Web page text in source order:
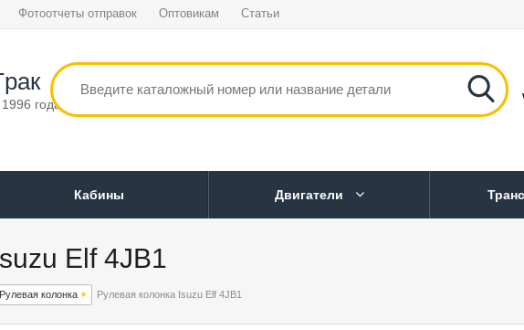
Фотоотчеты отправок Оптовикам Статьи
года
Кабины Двигатели
Elf 4JB1
Рулевая колонка Рулевая колонка Isuzu Elf 4JB1